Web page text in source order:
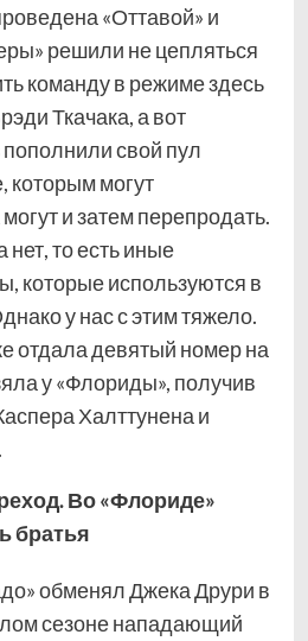
«Оттавой» и
решили не цепляться
команду в режиме здесь
Ткачака, а вот
свой пул
которым могут
и затем перепродать.
то есть иные
которые используются в
у нас с этим тяжело.
отдала девятый номер на
у «Флориды», получив
Халттунена и
Во «Флориде»
братья
обменял Джека Друри в
сезоне нападающий